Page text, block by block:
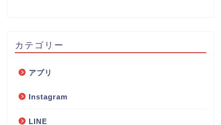
カテゴリー
アプリ
Instagram
LINE